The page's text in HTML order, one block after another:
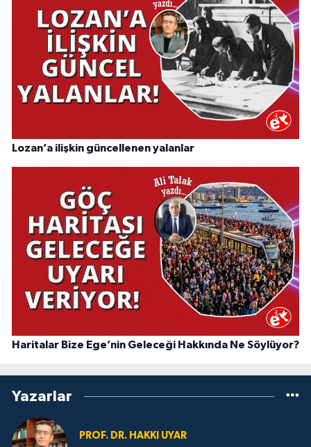
Lozan’a ilişkin güncellenen yalanlar
Haritalar Bize Ege’nin Geleceği Hakkında Ne Söylüyor?
Yazarlar
PROF. DR. HAKKI UYAR